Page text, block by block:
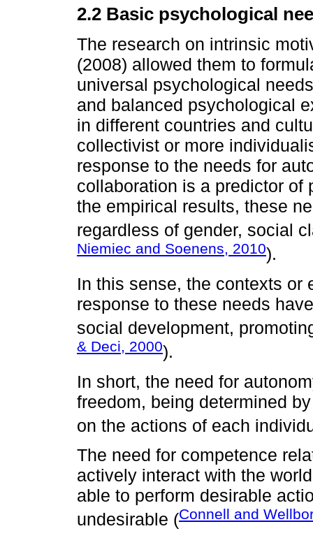
2.2 Basic psychological
The research on intrinsic
(2008) allowed them to
universal psychological
and balanced psychological
in different countries and
collectivist or more
response to the needs for
collaboration is a predictor of
the empirical results, these
regardless of gender, social
Niemiec and Soenens, 2010).
In this sense, the contexts or
response to these needs
social development,
& Deci, 2000).
In short, the need for
freedom, being determined
on the actions of each
The need for competence
actively interact with the
able to perform desirable
undesirable (Connell and